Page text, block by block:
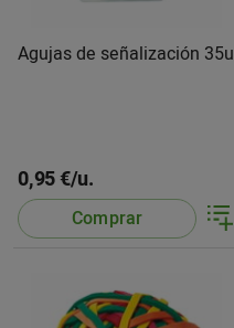
Agujas de señalización 35u
0,95 €/u.
Comprar